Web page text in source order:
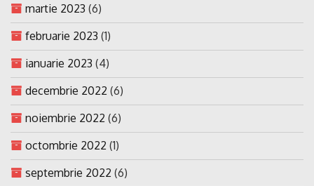
martie 2023 (6)
februarie 2023 (1)
ianuarie 2023 (4)
decembrie 2022 (6)
noiembrie 2022 (6)
octombrie 2022 (1)
septembrie 2022 (6)